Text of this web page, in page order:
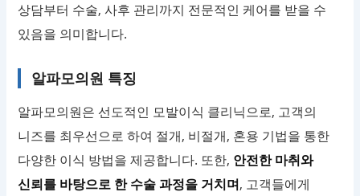
상담부터 수술, 사후 관리까지 전문적인 케어를 받을 수
있음을 의미합니다.
알파모의원 특징
알파모의원은 선도적인 모발이식 클리닉으로, 고객의
니즈를 최우선으로 하여 절개, 비절개, 혼용 기법을 통한
다양한 이식 방법을 제공합니다. 또한, 안전한 마취와
신뢰를 바탕으로 한 수술 과정을 거치며, 고객들에게